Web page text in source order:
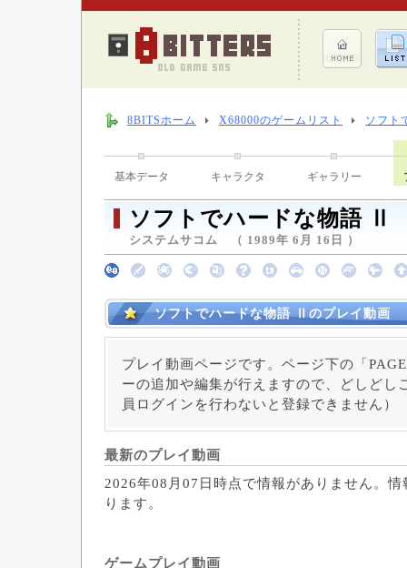
8BITSホーム X68000のゲームリスト ソフト
基本データ キャラクタ ギャラリー
ソフトでハードな物語 Ⅱ
システムサコム （ 1989年 6月 16日 ）
ソフトでハードな物語 Ⅱのプレイ動画
プレイ動画ページです。ページ下の「
ーの追加や編集が行えますので、どしどし
員ログインを行わないと登録できません）
最新のプレイ動画
2026年08月07日時点で情報がありません。
ります。
ゲームプレイ動画